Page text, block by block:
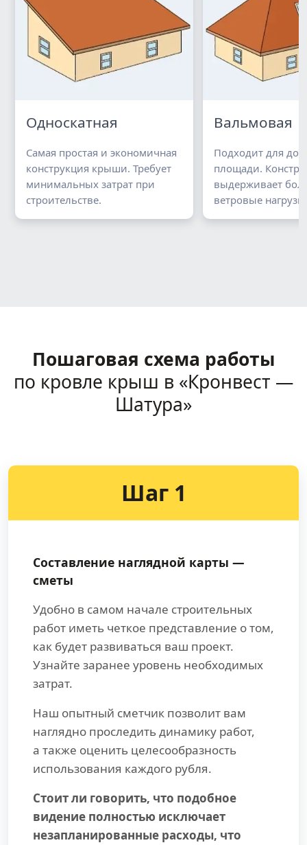
Односкатная
Самая простая и экономичная
конструкция крыши. Требует
минимальных затрат при
строительстве.
Вальмовая
Подходит для
площади.
выдерживает
ветровые
Пошаговая схема работы
по кровле крыш в «Кронвест —
Шатура»
Шаг 1
Составление наглядной карты —
сметы
Удобно в самом начале строительных
работ иметь четкое представление о том,
как будет развиваться ваш проект.
Узнайте заранее уровень необходимых
затрат.
Наш опытный сметчик позволит вам
наглядно проследить динамику работ,
а также оценить целесообразность
использования каждого рубля.
Стоит ли говорить, что подобное
видение полностью исключает
незапланированные расходы, что